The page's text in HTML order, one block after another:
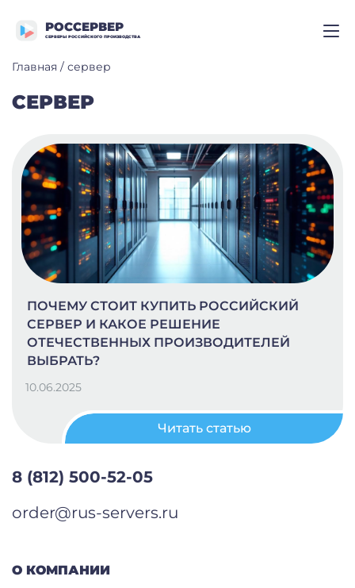
РОССЕРВЕР
СЕРВЕРЫ РОССИЙСКОГО ПРОИЗВОДСТВА
Главная / сервер
СЕРВЕР
ПОЧЕМУ СТОИТ КУПИТЬ РОССИЙСКИЙ
СЕРВЕР И КАКОЕ РЕШЕНИЕ
ОТЕЧЕСТВЕННЫХ ПРОИЗВОДИТЕЛЕЙ
ВЫБРАТЬ?
10.06.2025
Читать статью
О КОМПАНИИ
8 (812) 500-52-05
order@rus-servers.ru